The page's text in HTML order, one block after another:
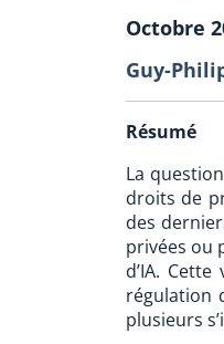
Octobre
Guy-
Résumé
La
droits de
des
privées ou
d’IA.
régulation
plusieurs